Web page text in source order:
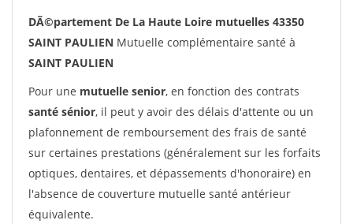
DÃ©partement De La Haute Loire mutuelles 43350
SAINT PAULIEN Mutuelle complémentaire santé à
SAINT PAULIEN
Pour une mutuelle senior, en fonction des contrats
santé sénior, il peut y avoir des délais d'attente ou un
plafonnement de remboursement des frais de santé
sur certaines prestations (généralement sur les forfaits
optiques, dentaires, et dépassements d'honoraire) en
l'absence de couverture mutuelle santé antérieur
équivalente.